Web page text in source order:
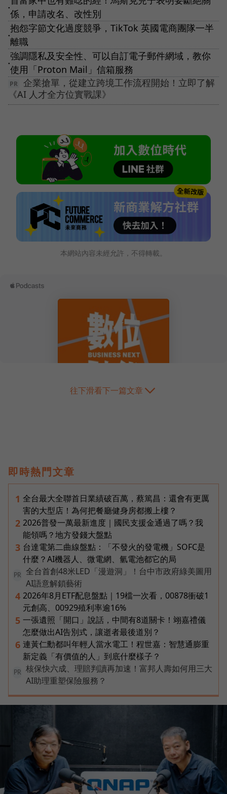
●
係，申請改名、改性別
●
抱怨字節文化過度競爭，TikTok 英國電商團隊一半
離職
●
強調隱私及安全性、可以自訂電子郵件網域，教你
使用「Proton Mail」信箱服務
企業搶單，從建立跨境工作流程開始！立即了解
《AI 人才全方位實戰課》
本網站內容未經允許，不得轉載。
往下滑看下一篇文章
即時熱門文章
1 全台最大全聯首日業績破百萬，蔡篤昌：還會有更厲
害的大型店！為何把餐廳健身房都搬上樓？
2 2026普發一萬最新進度｜國民支援金通過了嗎？我
能領嗎？地方發錢大盤點
3 台達電第二曲線盤點：「不發火的發電機」SOFC是
什麼？AI機器人、微電網、氫電池都它的局
PR
全台首創48米LED「漫遊洞」！台中市政府綠美圖用
AI語意解鎖藝術
4 2026年8月ETF配息盤點｜19檔一次看，00878衝破1
元創高、00929殖利率逾16%
5 一張遺照「開口」說話，中間有8道關卡！翊嘉禮儀
怎麼做出AI告別式，讓逝者最後道別？
6 連黃仁勳都叫年輕人當水電工！程世嘉：智慧通膨重
新定義「有價值的人」到底什麼樣子？
PR
核保快六成、理賠判讀再加速！富邦人壽如何用三大
AI助理重塑保險服務？